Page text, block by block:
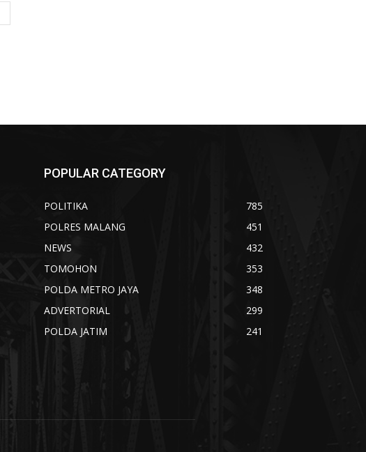
POPULAR CATEGORY
POLITIKA
785
POLRES MALANG
451
NEWS
432
TOMOHON
353
POLDA METRO JAYA
348
ADVERTORIAL
299
POLDA JATIM
241